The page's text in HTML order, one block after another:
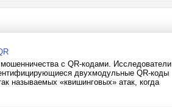
с QR-кодами. Исследователи
двухмодульные QR-коды
называемых «квишинговых» атак, когда